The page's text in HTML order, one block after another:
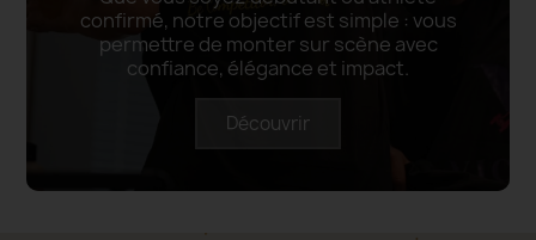
confirmé, notre objectif est simple : vous
permettre de monter sur scène avec
confiance, élégance et impact.
Découvrir